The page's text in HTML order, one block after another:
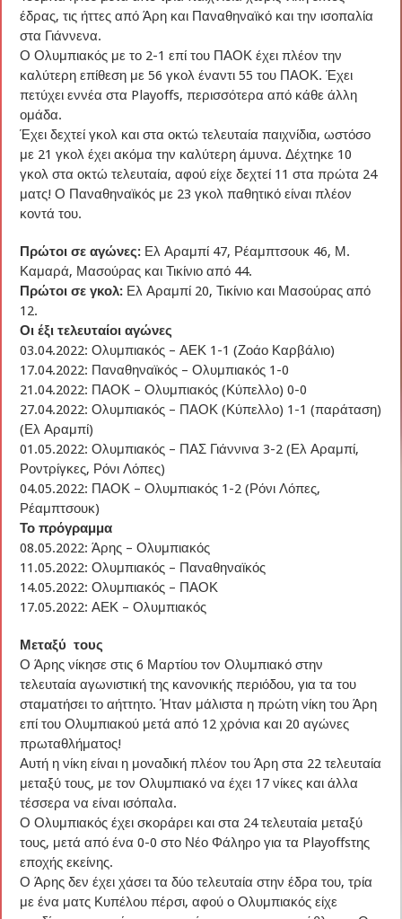
έδρας, τις ήττες από Άρη και Παναθηναϊκό και την ισοπαλία
στα Γιάννενα.
Ο Ολυμπιακός με το 2-1 επί του ΠΑΟΚ έχει πλέον την
καλύτερη επίθεση με 56 γκολ έναντι 55 του ΠΑΟΚ. Έχει
πετύχει εννέα στα Playoffs, περισσότερα από κάθε άλλη
ομάδα.
Έχει δεχτεί γκολ και στα οκτώ τελευταία παιχνίδια, ωστόσο
με 21 γκολ έχει ακόμα την καλύτερη άμυνα. Δέχτηκε 10
γκολ στα οκτώ τελευταία, αφού είχε δεχτεί 11 στα πρώτα 24
ματς! Ο Παναθηναϊκός με 23 γκολ παθητικό είναι πλέον
κοντά του.
Πρώτοι σε αγώνες: Ελ Αραμπί 47, Ρέαμπτσουκ 46, Μ.
Καμαρά, Μασούρας και Τικίνιο από 44.
Πρώτοι σε γκολ: Ελ Αραμπί 20, Τικίνιο και Μασούρας από
12.
Οι έξι τελευταίοι αγώνες
03.04.2022: Ολυμπιακός – ΑΕΚ 1-1 (Ζοάο Καρβάλιο)
17.04.2022: Παναθηναϊκός – Ολυμπιακός 1-0
21.04.2022: ΠΑΟΚ – Ολυμπιακός (Κύπελλο) 0-0
27.04.2022: Ολυμπιακός – ΠΑΟΚ (Κύπελλο) 1-1 (παράταση)
(Ελ Αραμπί)
01.05.2022: Ολυμπιακός – ΠΑΣ Γιάννινα 3-2 (Ελ Αραμπί,
Ροντρίγκες, Ρόνι Λόπες)
04.05.2022: ΠΑΟΚ – Ολυμπιακός 1-2 (Ρόνι Λόπες,
Ρέαμπτσουκ)
Το πρόγραμμα
08.05.2022: Άρης – Ολυμπιακός
11.05.2022: Ολυμπιακός – Παναθηναϊκός
14.05.2022: Ολυμπιακός – ΠΑΟΚ
17.05.2022: ΑΕΚ – Ολυμπιακός
Μεταξύ τους
Ο Άρης νίκησε στις 6 Μαρτίου τον Ολυμπιακό στην
τελευταία αγωνιστική της κανονικής περιόδου, για τα του
σταματήσει το αήττητο. Ήταν μάλιστα η πρώτη νίκη του Άρη
επί του Ολυμπιακού μετά από 12 χρόνια και 20 αγώνες
πρωταθλήματος!
Αυτή η νίκη είναι η μοναδική πλέον του Άρη στα 22 τελευταία
μεταξύ τους, με τον Ολυμπιακό να έχει 17 νίκες και άλλα
τέσσερα να είναι ισόπαλα.
Ο Ολυμπιακός έχει σκοράρει και στα 24 τελευταία μεταξύ
τους, μετά από ένα 0-0 στο Νέο Φάληρο για τα Playoffsτης
εποχής εκείνης.
Ο Άρης δεν έχει χάσει τα δύο τελευταία στην έδρα του, τρία
με ένα ματς Κυπέλου πέρσι, αφού ο Ολυμπιακός είχε